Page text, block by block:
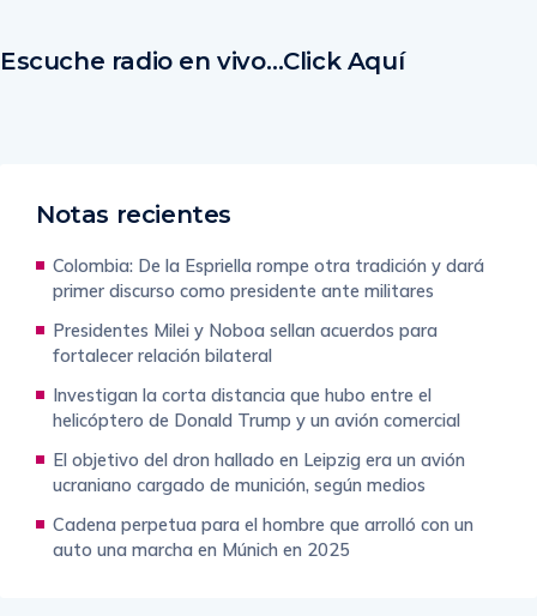
Escuche radio en vivo…Click Aquí
Notas recientes
Colombia: De la Espriella rompe otra tradición y dará
primer discurso como presidente ante militares
Presidentes Milei y Noboa sellan acuerdos para
fortalecer relación bilateral
Investigan la corta distancia que hubo entre el
helicóptero de Donald Trump y un avión comercial
El objetivo del dron hallado en Leipzig era un avión
ucraniano cargado de munición, según medios
Cadena perpetua para el hombre que arrolló con un
auto una marcha en Múnich en 2025